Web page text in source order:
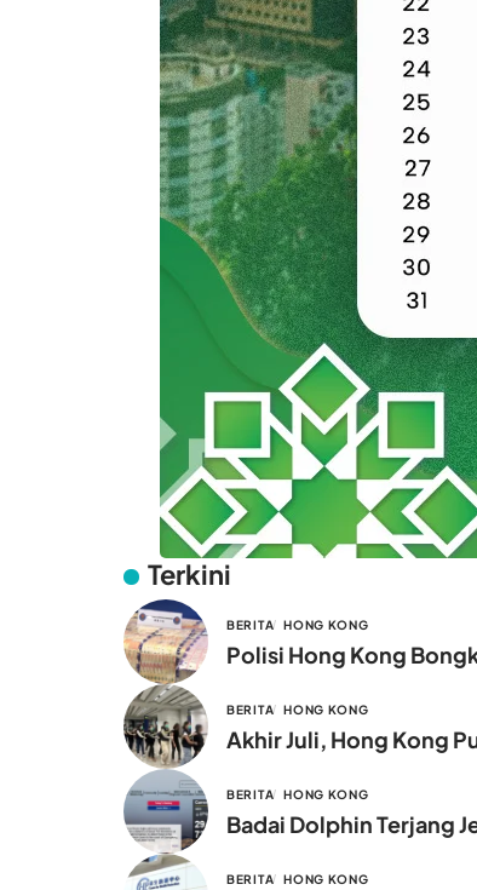
Terkini
BERITA HONG KONG
Polisi Hong Kong
BERITA HONG KONG
Akhir Juli, Hong Kong
BERITA HONG KONG
Badai Dolphin Terjang
BERITA HONG KONG